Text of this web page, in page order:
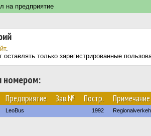
на предприятие
.
оставлять только зарегистрированные
номером:
Предприятие Зав.№ Постр. Примечание
LeoBus 1992